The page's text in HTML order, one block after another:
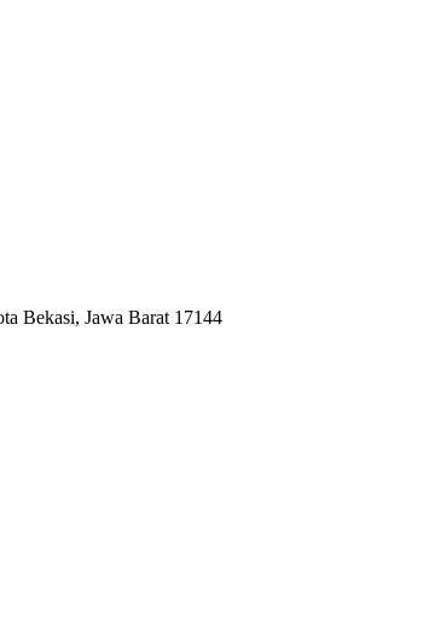
Bekasi, Jawa Barat 17144